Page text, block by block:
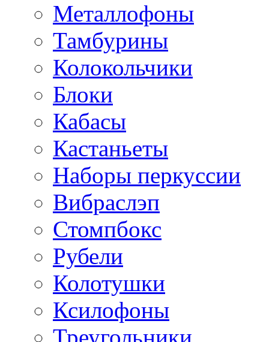
Металлофоны
Тамбурины
Колокольчики
Блоки
Кабасы
Кастаньеты
Наборы перкуссии
Вибраслэп
Стомпбокс
Рубели
Колотушки
Ксилофоны